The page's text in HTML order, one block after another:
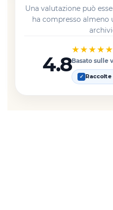
Una valutazione può
ha compresso almeno
4.8
★★★★★
Basato sulle
✓